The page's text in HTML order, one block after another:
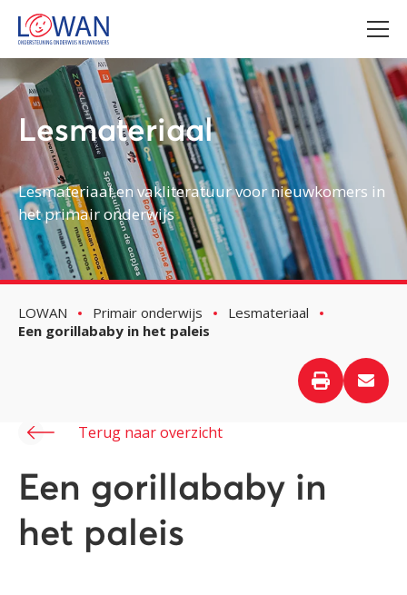
Lesmateriaal
Lesmateriaal en vakliteratuur voor nieuwkomers in
het primair onderwijs
LOWAN Primair onderwijs
Lesmateriaal
Een gorillababy in het paleis
Terug naar overzicht
Een gorillababy in
het paleis